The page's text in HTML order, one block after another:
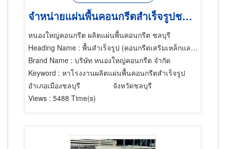
จำหน่ายแผ่นพื้นคอนกรีตสำเร็จรูปชลบุรี
หนองใหญ่คอนกรีต ผลิตแผ่นพื้นคอนกรีต ชลบุรี
Heading Name : พื้นสำเร็จรูป (คอนกรีตเสริมเหล็กและอัดแรง),ผู้รับเหมาทำพื้นและวัตถุ,พื้นสำเร็จรูป (คอนกรีตเสริมเหล็กและอัดแรง)
Brand Name : บริษัท หนองใหญ่คอนกรีต จำกัด
Keyword : หาโรงงานผลิตแผ่นพื้นคอนกรีตสำเร็จรูป
อำเภอเมืองชลบุรี
จังหวัดชลบุรี
Views : 5488 Time(s)